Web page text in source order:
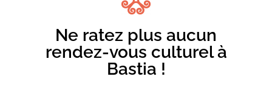
Jardin Pecunia
03.07.2024 à partir de 16 h 00
Ne ratez plus aucun
rendez-vous culturel à
Bastia !